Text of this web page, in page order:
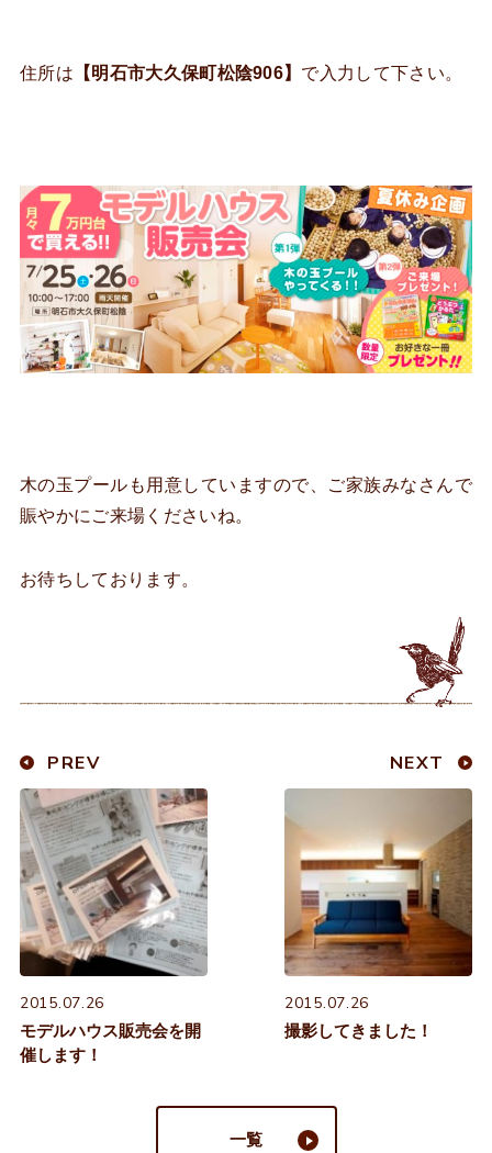
住所は 【明石市大久保町松陰906】 で入力して下さい。
木の玉プールも用意していますので、ご家族みなさんで
賑やかにご来場くださいね。
お待ちしております。
PREV
2015.07.26
モデルハウス販売会を開
催します！
NEXT
2015.07.26
撮影してきました！
一覧